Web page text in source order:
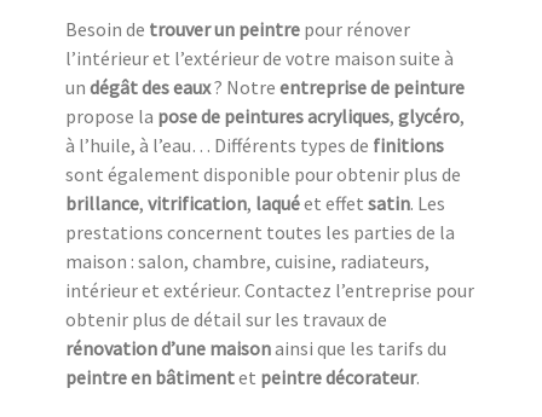
Besoin de trouver un peintre pour rénover
l’intérieur et l’extérieur de votre maison suite à
un dégâtdes eaux? Notre entreprise de peinture
propose la pose de peintures acryliques, glycéro,
à l’huile, à l’eau… Différents types de finitions
sont également disponible pour obtenir plus de
brillance, vitrification, laquéet effet satin. Les
prestations concernent toutes les parties de la
maison : salon, chambre, cuisine, radiateurs,
intérieur et extérieur. Contactez l’entreprise pour
obtenir plus de détail sur les travaux de
rénovation d’une maisonainsi que les tarifs du
peintre en bâtimentet peintre décorateur.